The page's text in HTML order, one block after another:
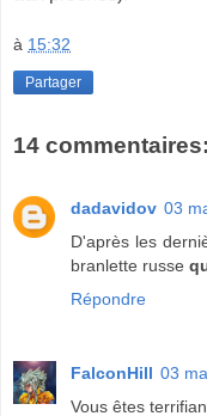
à 15:32
Partager
14 commentaires:
dadavidov 03
D'après les
branlette russe
Répondre
FalconHill 03
Vous êtes